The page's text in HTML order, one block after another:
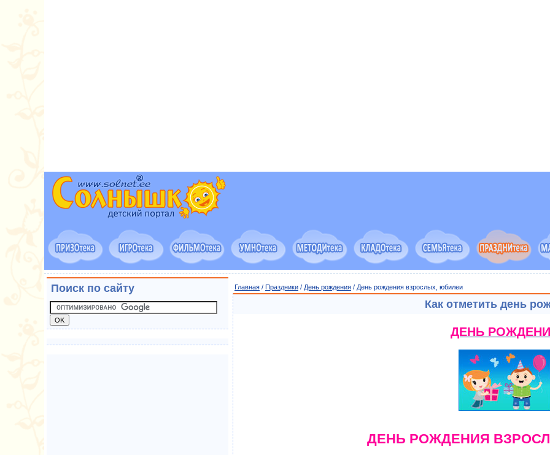
Главная / Праздники / День рождения / День рождения взрослых, юбилеи
Как отметить день
ДЕНЬ
ДЕНЬ РОЖДЕНИЯ
Поиск по сайту